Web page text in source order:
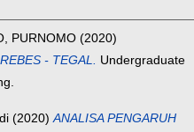
PURNOMO (2020)
- TEGAL. Undergraduate
(2020)ANALISA PENGARUH